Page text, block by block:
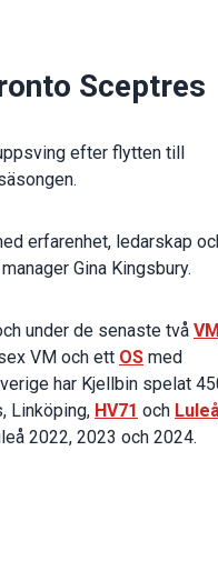
Sceptres
efter flytten till
erfarenhet, ledarskap
Gina Kingsbury.
under de senaste två VM
VM och ett OS med
har Kjellbin spelat
Linköping, HV71 och
2022, 2023 och 2024.